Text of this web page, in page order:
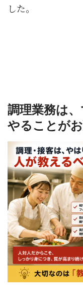
した。
調理業務は
やることが